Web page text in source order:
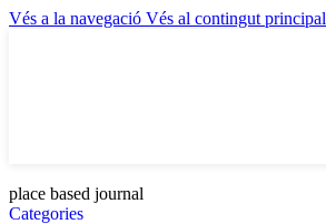
Vés a la navegació Vés al contingut principal
place based journal
Categories